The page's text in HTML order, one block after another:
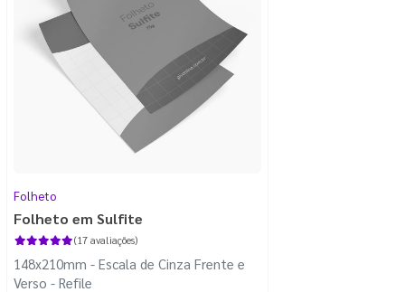
Folheto
Folheto em Sulfite
(17 avaliações)
148x210mm - Escala de Cinza Frente e
Verso - Refile